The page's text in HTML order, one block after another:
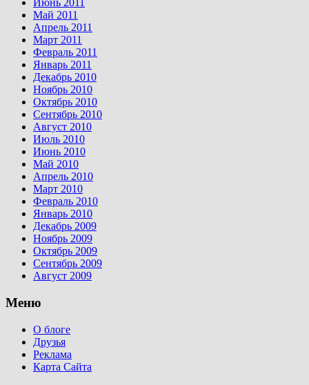
Июнь 2011
Май 2011
Апрель 2011
Март 2011
Февраль 2011
Январь 2011
Декабрь 2010
Ноябрь 2010
Октябрь 2010
Сентябрь 2010
Август 2010
Июль 2010
Июнь 2010
Май 2010
Апрель 2010
Март 2010
Февраль 2010
Январь 2010
Декабрь 2009
Ноябрь 2009
Октябрь 2009
Сентябрь 2009
Август 2009
Меню
О блоге
Друзья
Реклама
Карта Сайта